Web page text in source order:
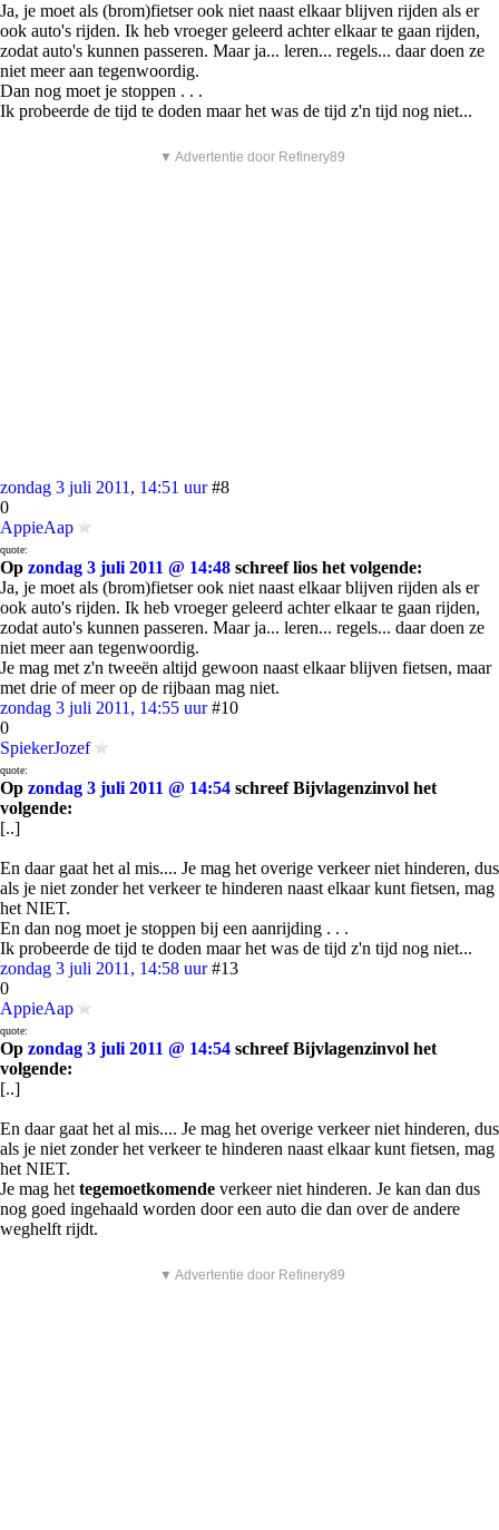
Ja, je moet als (brom)fietser ook niet naast elkaar blijven rijden als er
ook auto's rijden. Ik heb vroeger geleerd achter elkaar te gaan rijden,
zodat auto's kunnen passeren. Maar ja... leren... regels... daar doen ze
niet meer aan tegenwoordig.
Dan nog moet je stoppen . . .
Ik probeerde de tijd te doden maar het was de tijd z'n tijd nog niet...
▼ Advertentie door Refinery89
zondag 3 juli 2011, 14:51 uur #8
0
AppieAap
quote:
Op zondag 3 juli 2011 @ 14:48 schreef lios het volgende:
Ja, je moet als (brom)fietser ook niet naast elkaar blijven rijden als er
ook auto's rijden. Ik heb vroeger geleerd achter elkaar te gaan rijden,
zodat auto's kunnen passeren. Maar ja... leren... regels... daar doen ze
niet meer aan tegenwoordig.
Je mag met z'n tweeën altijd gewoon naast elkaar blijven fietsen, maar
met drie of meer op de rijbaan mag niet.
zondag 3 juli 2011, 14:55 uur #10
0
SpiekerJozef
quote:
Op zondag 3 juli 2011 @ 14:54 schreef Bijvlagenzinvol het
volgende:
[..]
En daar gaat het al mis.... Je mag het overige verkeer niet hinderen, dus
als je niet zonder het verkeer te hinderen naast elkaar kunt fietsen, mag
het NIET.
En dan nog moet je stoppen bij een aanrijding . . .
Ik probeerde de tijd te doden maar het was de tijd z'n tijd nog niet...
zondag 3 juli 2011, 14:58 uur #13
0
AppieAap
quote:
Op zondag 3 juli 2011 @ 14:54 schreef Bijvlagenzinvol het
volgende:
[..]
En daar gaat het al mis.... Je mag het overige verkeer niet hinderen, dus
als je niet zonder het verkeer te hinderen naast elkaar kunt fietsen, mag
het NIET.
Je mag het tegemoetkomende verkeer niet hinderen. Je kan dan dus
nog goed ingehaald worden door een auto die dan over de andere
weghelft rijdt.
▼ Advertentie door Refinery89